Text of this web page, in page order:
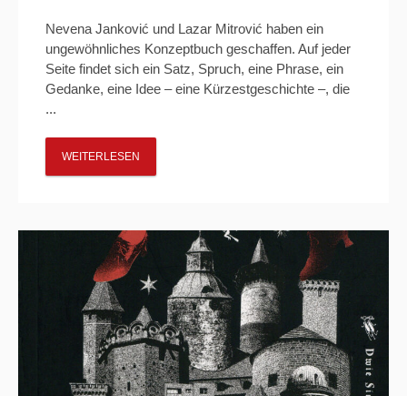
Nevena Janković und Lazar Mitrović haben ein
ungewöhnliches Konzeptbuch geschaffen. Auf jeder
Seite findet sich ein Satz, Spruch, eine Phrase, ein
Gedanke, eine Idee – eine Kürzestgeschichte –, die
...
WEITERLESEN